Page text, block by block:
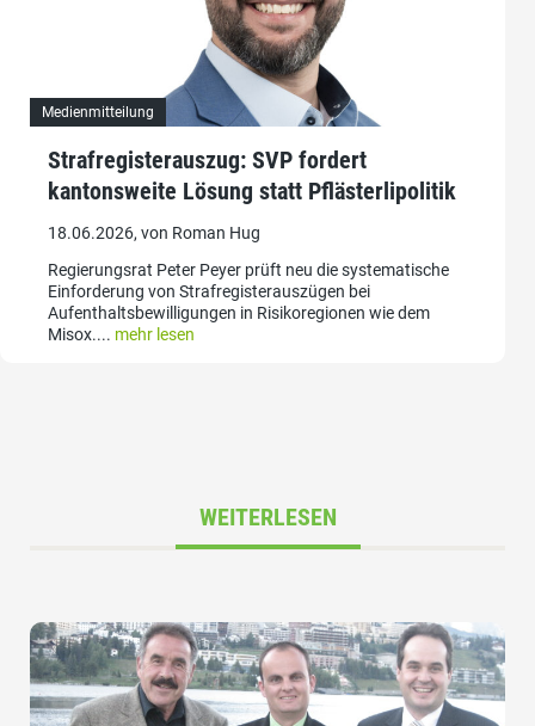
Medienmitteilung
Strafregisterauszug: SVP fordert
kantonsweite Lösung statt Pflästerlipolitik
18.06.2026, von Roman Hug
Regierungsrat Peter Peyer prüft neu die systematische
Einforderung von Strafregisterauszügen bei
Aufenthaltsbewilligungen in Risikoregionen wie dem
Misox.... mehr lesen
WEITERLESEN